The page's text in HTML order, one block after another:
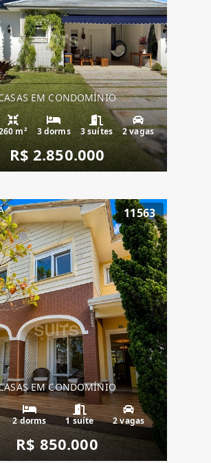
EM CONDOMÍNIO
m² 3 dorms 3 suítes 2 vagas
R$ 2.850.000
11563
EM CONDOMÍNIO
2 dorms 1 suíte 2 vagas
R$ 850.000